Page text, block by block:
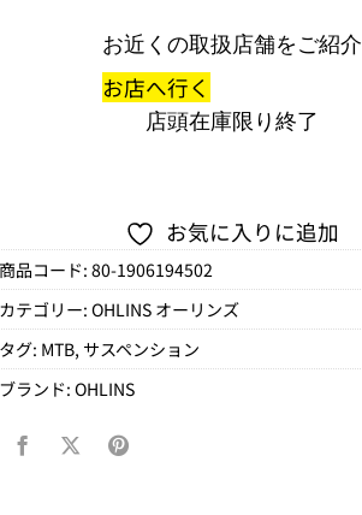
お近くの取扱店舗をご紹介
お店へ行く
店頭在庫限り終了
お気に入りに追加
商品コード:80-1906194502
カテゴリー:OHLINS オーリンズ
タグ: MTB, サスペンション
ブランド:OHLINS